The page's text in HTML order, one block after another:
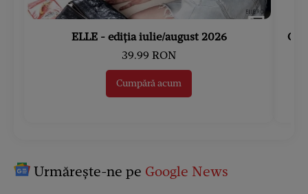
ELLE - ediția iulie/august 2026
39.99 RON
Cumpără acum
Urmărește-ne pe Google News